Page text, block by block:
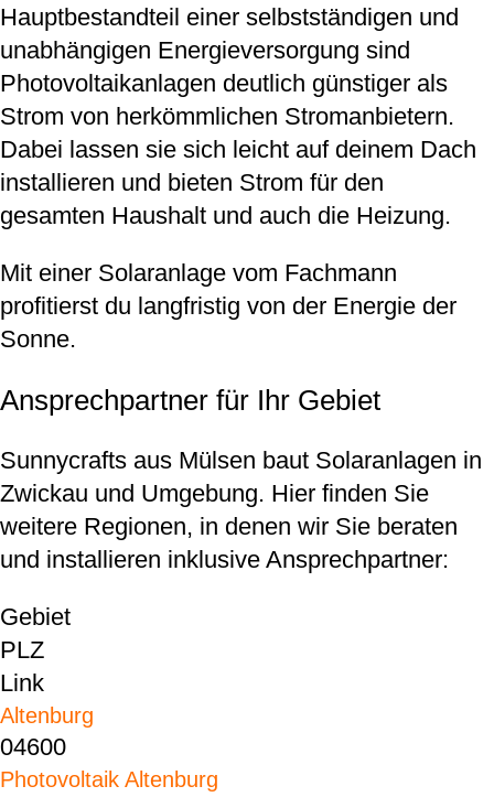
Hauptbestandteil einer selbstständigen und
unabhängigen Energieversorgung sind
Photovoltaikanlagen deutlich günstiger als
Strom von herkömmlichen Stromanbietern.
Dabei lassen sie sich leicht auf deinem Dach
installieren und bieten Strom für den
gesamten Haushalt und auch die Heizung.
Mit einer Solaranlage vom Fachmann
profitierst du langfristig von der Energie der
Sonne.
Ansprechpartner für Ihr Gebiet
Sunnycrafts aus Mülsen baut Solaranlagen in
Zwickau und Umgebung. Hier finden Sie
weitere Regionen, in denen wir Sie beraten
und installieren inklusive Ansprechpartner:
Gebiet
PLZ
Link
Altenburg
04600
Photovoltaik Altenburg